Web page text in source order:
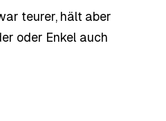
teurer, hält aber
oder Enkel auch